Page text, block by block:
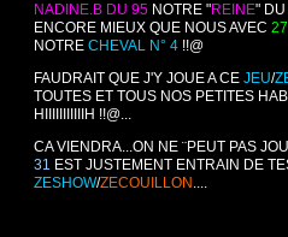
NADINE.B DU 95 NOTRE "REINE" DU
ENCORE MIEUX QUE NOUS AVEC
NOTRE CHEVAL N° 4 !!@
FAUDRAIT QUE J'Y JOUE A CE JEU/
TOUTES ET TOUS NOS PETITES
HIIIIIIIIIIIH !!@...
CA VIENDRA...ON NE ¨PEUT PAS
31 EST JUSTEMENT ENTRAIN DE
ZESHOW/ZECOUILLON ....